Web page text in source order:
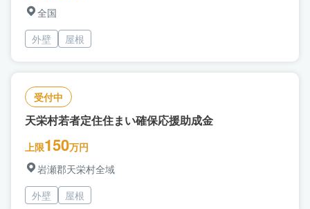
全国
外壁
屋根
受付中
天栄村若者定住住まい確保応援助成金
上限150万円
岩瀬郡天栄村全域
外壁
屋根